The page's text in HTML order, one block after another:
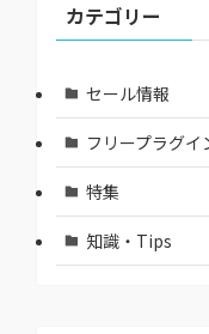
カテゴリー
セール情報
フリープラグイ
特集
知識・Tips